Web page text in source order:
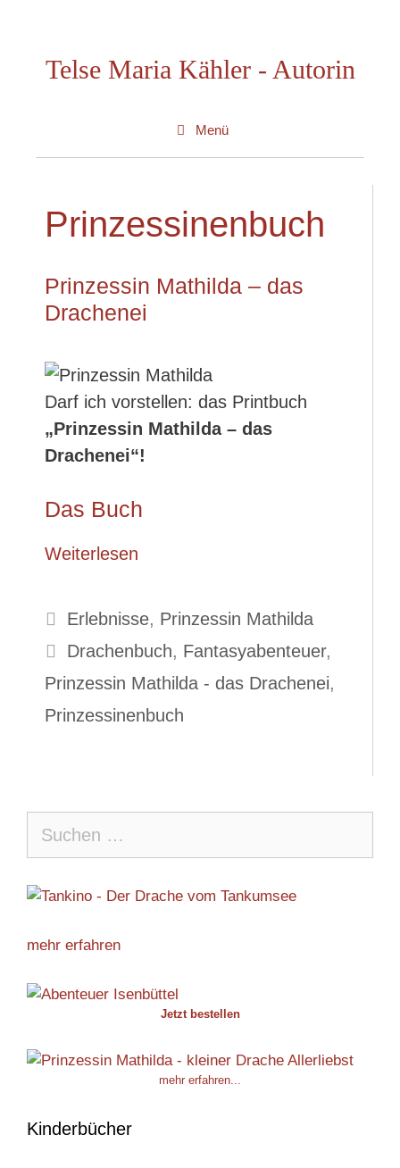
springenTelse Maria Kähler - Autorin
Menü
Prinzessinenbuch
Prinzessin Mathilda – das
Drachenei
Darf ich vorstellen: das Printbuch
„Prinzessin Mathilda – das
Drachenei“!
Das Buch
Weiterlesen
Kategorien
Erlebnisse, Prinzessin Mathilda
Schlagwörter
Drachenbuch, Fantasyabenteuer,
Prinzessin Mathilda - das Drachenei,
Prinzessinenbuch
nach:
mehr erfahren
Jetzt bestellen
mehr erfahren...
Kinderbücher